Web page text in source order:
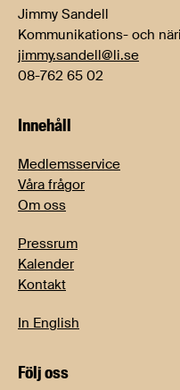
Jimmy Sandell
Kommunikations- och
jimmy.sandell@li.se
08-762 65 02
Innehåll
Medlemsservice
Våra frågor
Om oss
Pressrum
Kalender
Kontakt
In English
Följ oss